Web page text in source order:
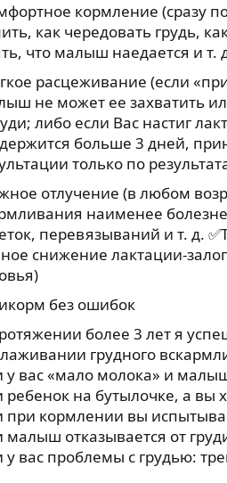
кормление (сразу
как чередовать грудь,
что малыш наедается и т.
расцеживание (если
не может ее захватить
либо если Вас настиг
больше 3 дней,
только по
отлучение (в любом
наименее
перевязываний и т. д.
снижение лактации-
без ошибок
более 3 лет я
грудного
у вас «мало молока» и
ребенок на бутылочке, а вы
при кормлении вы
малыш отказывается от
у вас проблемы с грудью: